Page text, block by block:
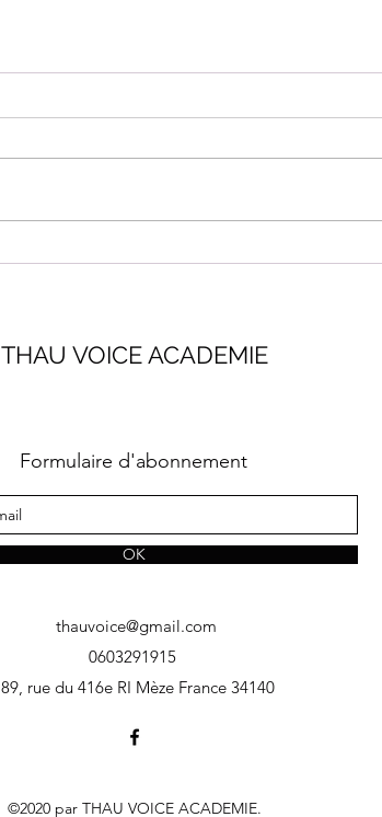
THAU VOICE ACADEMIE
Formulaire d'abonnement
OK
thauvoice@gmail.com
0603291915
89, rue du 416e RI Mèze France 34140
©2020 par THAU VOICE ACADEMIE.